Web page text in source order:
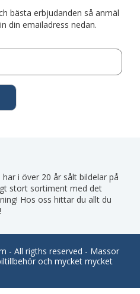
bästa erbjudanden så anmäl
din emailadress nedan.
i över 20 år sålt bildelar på
stort sortiment med det
Hos oss hittar du allt du
- All rigths reserved - Massor
och mycket mycket